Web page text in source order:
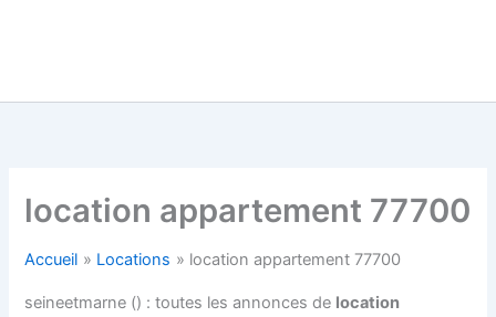
location appartement 77700
Accueil Locations location appartement 77700
seineetmarne () : toutes les annonces de location